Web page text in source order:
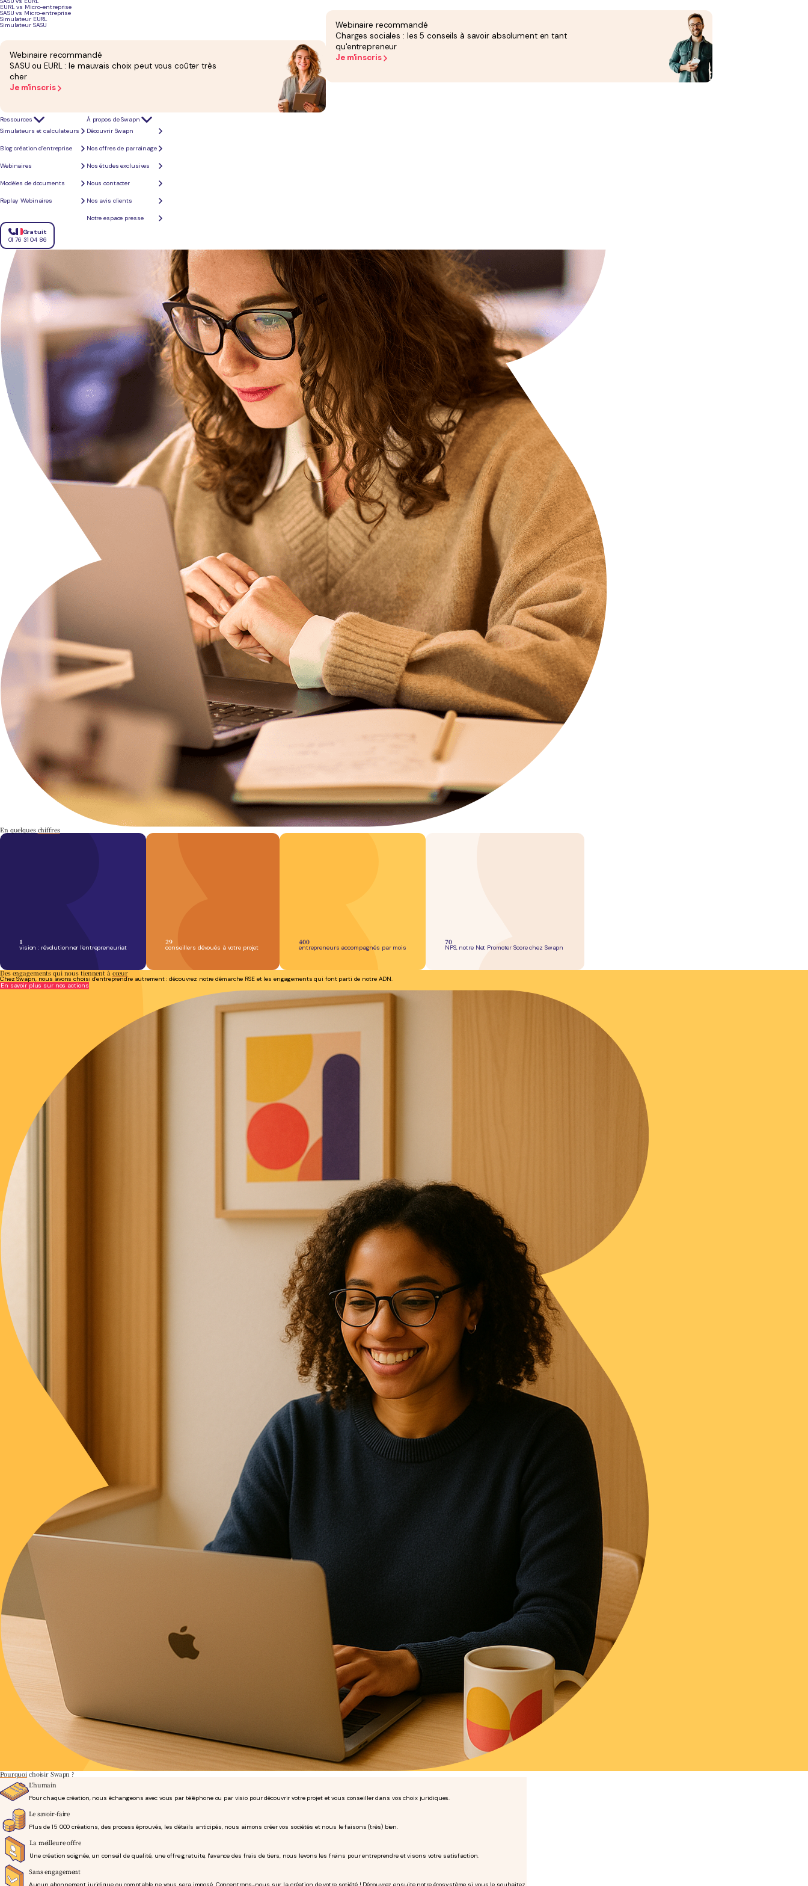
EURL vs Micro-entreprise
SASU vs Micro-entreprise
Simulateur EURL
Simulateur SASU
Webinaire recommandé
SASU ou EURL : le mauvais choix peut vous coûter très
cher
Je m'inscris
Webinaire recommandé
Charges sociales : les 5 conseils à savoir absolument en tant
qu'entrepreneur
Je m'inscris
Ressources
Simulateurs et calculateurs
Blog création d’entreprise
Webinaires
Modèles de documents
Replay Webinaires
À propos de Swapn
Découvrir Swapn
Nos offres de parrainage
Nos études exclusives
Nous contacter
Nos avis clients
Notre espace presse
Gratuit
01 76 31 04 86
Reconversion professionnelle, projet de vie, constitution de son propre emploi...Swapn s’engage pour permettre à chacun de pouvoir entreprendre plus facilement tout en étant bien accompagné.
Nous sommes heureux de vous apporter tout le conseil nécessaire pour concrétiser votre projet.
Avant Swapn, la création d’entreprise était encore obscure, fastidieuse ou même coûteuse.
Grâce à notre expertise et notre connaissance des entrepreneurs, nous avons réussi à transformer votre création d’entreprise en véritable expérience :
En quelques chiffres
1
vision: révolutionner l'entrepreneuriat
29
conseillers dévoués à votre projet
400
entrepreneurs accompagnés par mois
70
NPS, notre Net Promoter Score chez Swapn
Des engagements qui nous tiennent àcœur
Chez Swapn, nous avons choisi d'entreprendre autrement : découvrez notre démarche RSE et les engagements qui font parti de notre ADN.
En savoir plus sur nos actions
Pourquoichoisir Swapn ?
L'humain
Pour chaque création, nous échangeons avec vous par téléphone ou par visio pour découvrir votre projet et vous conseiller dans vos choix juridiques.
Le savoir-faire
Plus de 15 000 créations, des process éprouvés, les détails anticipés, nous aimons créer vos sociétés et nous le faisons (très) bien.
La meilleure offre
Une création soignée, un conseil de qualité, une offre gratuite, l'avance des frais de tiers, nous levons les freins pour entreprendre et visons votre satisfaction.
Sans engagement
Aucun abonnement juridique ou comptable ne vous sera imposé. Concentrons-nous sur la création de votre société ! Découvrez ensuite notre écosystème si vous le souhaitez.